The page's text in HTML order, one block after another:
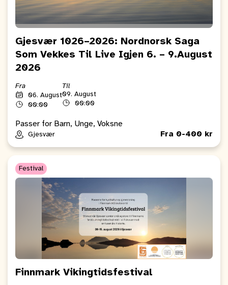
Gjesvær 1026–2026: Nordnorsk Saga
Som Vekkes Til Live Igjen 6. – 9.August
2026
Fra
06. August
00:00
Til
09. August
00:00
Passer for Barn, Unge, Voksne
Gjesvær Fra 0-400 kr
Festival
Finnmark Vikingtidsfestival